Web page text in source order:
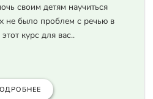
своим детям научиться
не было проблем с речью в
этот курс для вас..